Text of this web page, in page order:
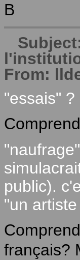
B
From:
"essais"
public).
"un
français?